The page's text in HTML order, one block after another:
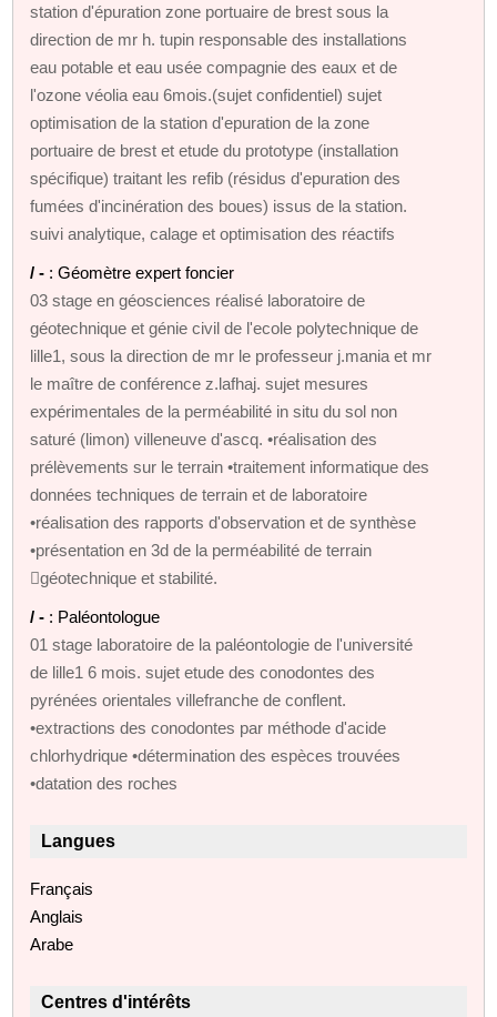
station d'épuration zone portuaire de brest sous la
direction de mr h. tupin responsable des installations
eau potable et eau usée compagnie des eaux et de
l'ozone véolia eau 6mois.(sujet confidentiel) sujet
optimisation de la station d'epuration de la zone
portuaire de brest et etude du prototype (installation
spécifique) traitant les refib (résidus d'epuration des
fumées d'incinération des boues) issus de la station.
suivi analytique, calage et optimisation des réactifs
/ - : Géomètre expert foncier
03 stage en géosciences réalisé laboratoire de
géotechnique et génie civil de l'ecole polytechnique de
lille1, sous la direction de mr le professeur j.mania et mr
le maître de conférence z.lafhaj. sujet mesures
expérimentales de la perméabilité in situ du sol non
saturé (limon) villeneuve d'ascq. •réalisation des
prélèvements sur le terrain •traitement informatique des
données techniques de terrain et de laboratoire
•réalisation des rapports d'observation et de synthèse
•présentation en 3d de la perméabilité de terrain
géotechnique et stabilité.
/ - : Paléontologue
01 stage laboratoire de la paléontologie de l'université
de lille1 6 mois. sujet etude des conodontes des
pyrénées orientales villefranche de conflent.
•extractions des conodontes par méthode d'acide
chlorhydrique •détermination des espèces trouvées
•datation des roches
Langues
Français
Anglais
Arabe
Centres d'intérêts